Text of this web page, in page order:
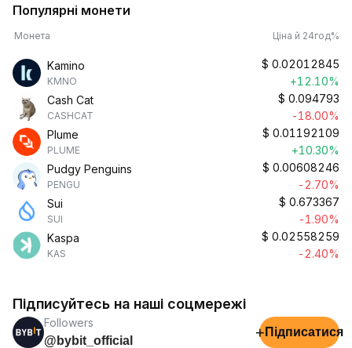
Популярні монети
Монета Ціна й 24год%
Kamino
KMNO
$ 0.02012845
+12.10%
Cash Cat
CASHCAT
$ 0.094793
-18.00%
Plume
PLUME
$ 0.01192109
+10.30%
Pudgy Penguins
PENGU
$ 0.00608246
-2.70%
Sui
SUI
$ 0.673367
-1.90%
Kaspa
KAS
$ 0.02558259
-2.40%
Підписуйтесь на наші соцмережі
Followers
@bybit_official
+ Підписатися